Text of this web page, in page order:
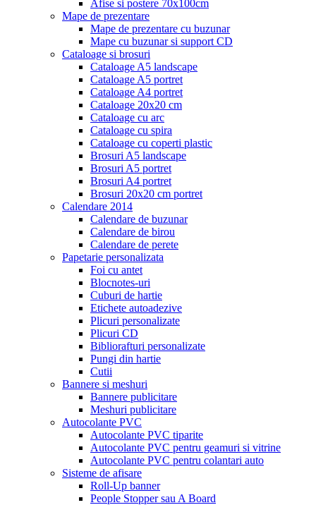
Afise si postere 70x100cm
Mape de prezentare
Mape de prezentare cu buzunar
Mape cu buzunar si support CD
Cataloage si brosuri
Cataloage A5 landscape
Cataloage A5 portret
Cataloage A4 portret
Cataloage 20x20 cm
Cataloage cu arc
Cataloage cu spira
Cataloage cu coperti plastic
Brosuri A5 landscape
Brosuri A5 portret
Brosuri A4 portret
Brosuri 20x20 cm portret
Calendare 2014
Calendare de buzunar
Calendare de birou
Calendare de perete
Papetarie personalizata
Foi cu antet
Blocnotes-uri
Cuburi de hartie
Etichete autoadezive
Plicuri personalizate
Plicuri CD
Bibliorafturi personalizate
Pungi din hartie
Cutii
Bannere si meshuri
Bannere publicitare
Meshuri publicitare
Autocolante PVC
Autocolante PVC tiparite
Autocolante PVC pentru geamuri si vitrine
Autocolante PVC pentru colantari auto
Sisteme de afisare
Roll-Up banner
People Stopper sau A Board